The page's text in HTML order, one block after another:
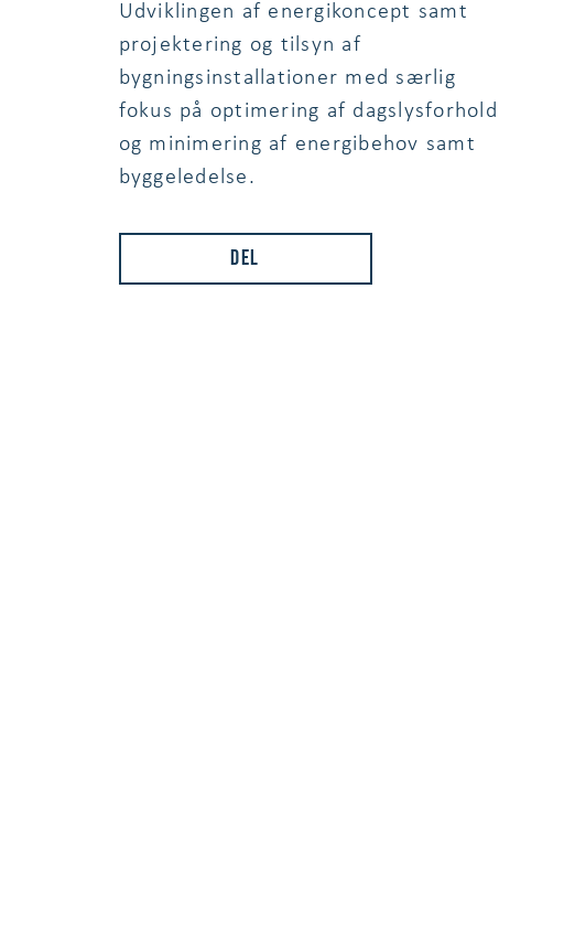
Udviklingen af energikoncept samt
projektering og tilsyn af
bygningsinstallationer med særlig
fokus på optimering af dagslysforhold
og minimering af energibehov samt
byggeledelse.
Del